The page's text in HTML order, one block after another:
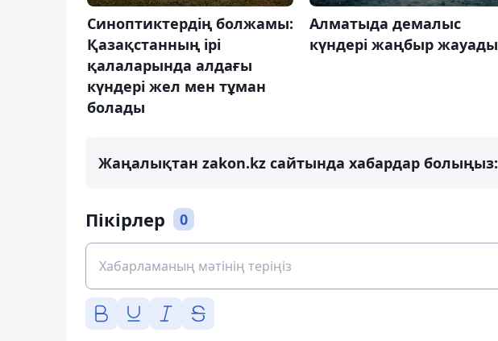
Синоптиктердің болжамы:
Қазақстанның ірі
қалаларында алдағы
күндері жел мен тұман
болады
Алматыда демалыс
күндері жаңбыр жауады
Жаңалықтан zakon.kz сайтында хабардар болыңыз:
Пікірлер 0